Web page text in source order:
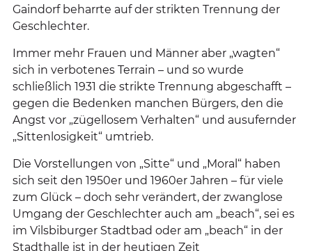
Gaindorf beharrte auf der strikten Trennung der
Geschlechter.
Immer mehr Frauen und Männer aber „wagten“
sich in verbotenes Terrain – und so wurde
schließlich 1931 die strikte Trennung abgeschafft –
gegen die Bedenken manchen Bürgers, den die
Angst vor „zügellosem Verhalten“ und ausufernder
„Sittenlosigkeit“ umtrieb.
Die Vorstellungen von „Sitte“ und „Moral“ haben
sich seit den 1950er und 1960er Jahren – für viele
zum Glück – doch sehr verändert, der zwanglose
Umgang der Geschlechter auch am „beach“, sei es
im Vilsbiburger Stadtbad oder am „beach“ in der
Stadthalle ist in der heutigen Zeit